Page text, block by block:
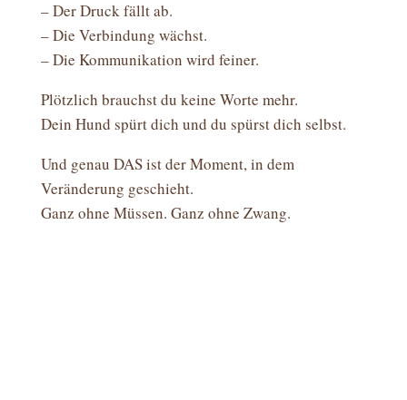
– Der Druck fällt ab.
– Die Verbindung wächst.
– Die Kommunikation wird feiner.
Plötzlich brauchst du keine Worte mehr.
Dein Hund spürt dich und du spürst dich selbst.
Und genau DAS ist der Moment, in dem
Veränderung geschieht.
Ganz ohne Müssen. Ganz ohne Zwang.